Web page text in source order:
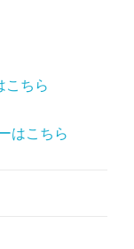
こちら
はこちら